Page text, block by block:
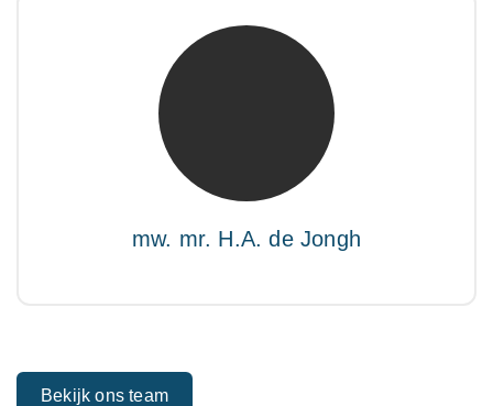
mw. mr. H.A. de Jongh
mw. mr. H.A. de Jongh
NIVRE Register-Expert
"There is no elevator to succes, you need to take
Bekijk ons team